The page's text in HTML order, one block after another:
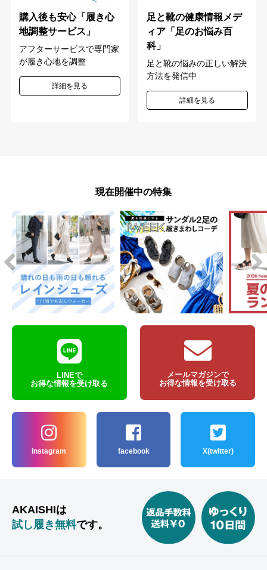
購入後も安心「履き心
地調整サービス」
アフターサービスで専門家
が履き心地を調整
詳細を見る
足と靴の健康情報メデ
ィア「足のお悩み百
科」
足と靴の悩みの正しい解決
方法を発信中
詳細を見る
現在開催中の特集
LINEで
お得な情報を受け取る
メールマガジンで
お得な情報を受け取る
Instagram facebook X(twitter)
AKAISHIは
試し履き無料です。